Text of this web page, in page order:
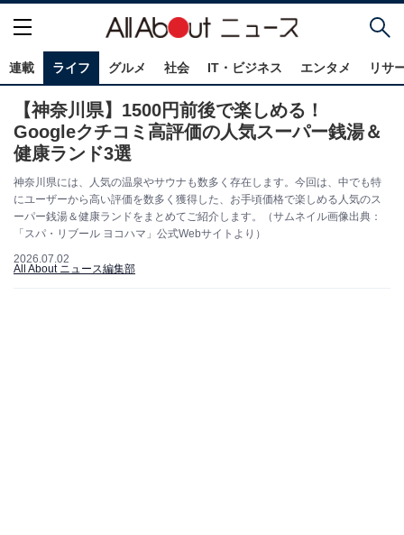
連載 ライフ グルメ 社会 IT・ビジネス エンタメ リサ
【神奈川県】1500円前後で楽しめる！
Googleクチコミ高評価の人気スーパー銭湯＆
健康ランド3選
神奈川県には、人気の温泉やサウナも数多く存在します。今回は、中でも特
にユーザーから高い評価を数多く獲得した、お手頃価格で楽しめる人気のス
ーパー銭湯＆健康ランドをまとめてご紹介します。（サムネイル画像出典：
「スパ・リブール ヨコハマ」公式Webサイトより）
2026.07.02
All About ニュース編集部